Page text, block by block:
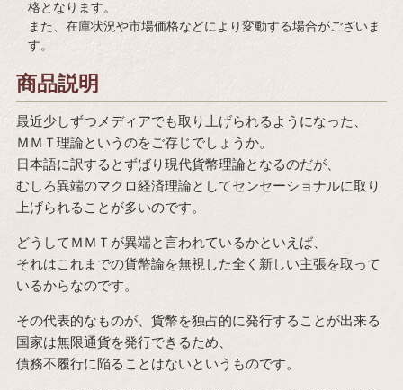
格となります。
また、在庫状況や市場価格などにより変動する場合がございま
す。
商品説明
最近少しずつメディアでも取り上げられるようになった、
ＭＭＴ理論というのをご存じでしょうか。
日本語に訳するとずばり現代貨幣理論となるのだが、
むしろ異端のマクロ経済理論としてセンセーショナルに取り
上げられることが多いのです。
どうしてＭＭＴが異端と言われているかといえば、
それはこれまでの貨幣論を無視した全く新しい主張を取って
いるからなのです。
その代表的なものが、貨幣を独占的に発行することが出来る
国家は無限通貨を発行できるため、
債務不履行に陥ることはないというものです。